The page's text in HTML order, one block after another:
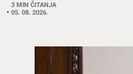
3 MIN ČITANJA
05. 08. 2026.